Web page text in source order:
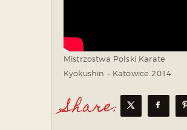
Mistrzostwa Polski Karate
Kyokushin – Katowice 2014
Share: